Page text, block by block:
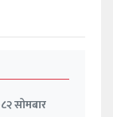
सोमबार